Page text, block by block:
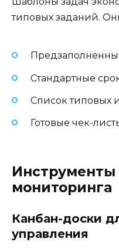
типовых заданий.
Стандартные
Список типовых
Готовые чек-
Инструменты
мониторинга
Канбан-доски
управления